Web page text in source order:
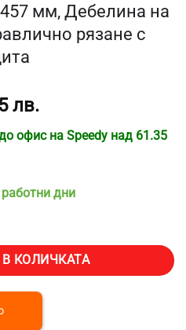
мм, Дебелина на
рязане с
лв.
офис на Speedy над 61.35
дни
гилотина за хартия Vevor
КОЛИЧКАТА